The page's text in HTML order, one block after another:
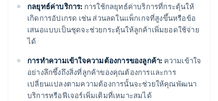
กลยุทธ์ค่าบริการ: การใช้กลยุทธ์ค่าบริการที่กระตุ้นให้
เกิดการอัปเกรด เช่น ส่วนลดในแพ็กเกจที่สูงขึ้นหรือข้อ
เสนอแบบเป็นชุดจะช่วยกระตุ้นให้ลูกค้าเพิ่มยอดใช้จ่าย
ได้
การทําความเข้าใจความต้องการของลูกค้า: ความเข้าใจ
อย่างลึกซึ้งถึงสิ่งที่ลูกค้าของคุณต้องการและการ
เปลี่ยนแปลงตามความต้องการนั้นจะช่วยให้คุณพัฒนา
บริการหรือฟีเจอร์เพิ่มเติมที่เหมาะสมได้